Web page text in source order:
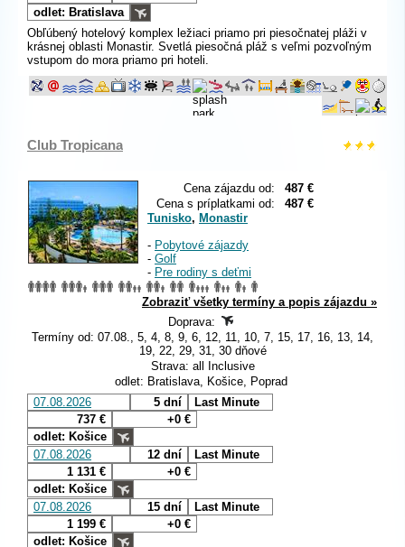
odlet: Bratislava
Obľúbený hotelový komplex ležiaci priamo pri piesočnatej pláži v
krásnej oblasti Monastir. Svetlá piesočná pláž s veľmi pozvoľným
vstupom do mora priamo pri hoteli.
Club Tropicana
Cena zájazdu od:
487 €
Cena s príplatkami od:
487 €
Tunisko, Monastir
- Pobytové zájazdy
- Golf
- Pre rodiny s deťmi
Zobraziť všetky termíny a popis zájazdu »
Doprava:
Termíny od: 07.08., 5, 4, 8, 9, 6, 12, 11, 10, 7, 15, 17, 16, 13, 14,
19, 22, 29, 31, 30 dňové
Strava: all Inclusive
odlet: Bratislava, Košice, Poprad
07.08.2026
5 dní
Last Minute
737 €
+0 €
odlet: Košice
07.08.2026
12 dní
Last Minute
1 131 €
+0 €
odlet: Košice
07.08.2026
15 dní
Last Minute
1 199 €
+0 €
odlet: Košice